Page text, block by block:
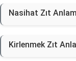
Nasihat Zıt
Kirlenmek Zıt